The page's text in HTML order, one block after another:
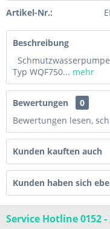
Artikel-Nr.:
Beschreibung
Typ WQF750... mehr
Bewertungen
0
Bewertungen lesen,
Kunden kauften auch
Kunden haben sich
Service Hotline 0152 -